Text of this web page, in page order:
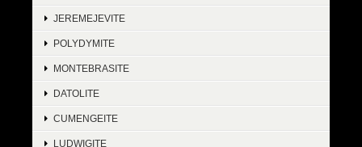
JEREMEJEVITE
POLYDYMITE
MONTEBRASITE
DATOLITE
CUMENGEITE
LUDWIGITE